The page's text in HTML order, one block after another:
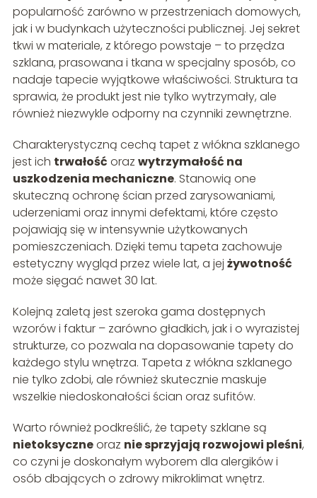
popularność zarówno w przestrzeniach domowych,
jak i w budynkach użyteczności publicznej. Jej sekret
tkwi w materiale, z którego powstaje – to przędza
szklana, prasowana i tkana w specjalny sposób, co
nadaje tapecie wyjątkowe właściwości. Struktura ta
sprawia, że produkt jest nie tylko wytrzymały, ale
również niezwykle odporny na czynniki zewnętrzne.
Charakterystyczną cechą tapet z włókna szklanego
jest ich trwałość oraz wytrzymałość na
uszkodzenia mechaniczne. Stanowią one
skuteczną ochronę ścian przed zarysowaniami,
uderzeniami oraz innymi defektami, które często
pojawiają się w intensywnie użytkowanych
pomieszczeniach. Dzięki temu tapeta zachowuje
estetyczny wygląd przez wiele lat, a jej żywotność
może sięgać nawet 30 lat.
Kolejną zaletą jest szeroka gama dostępnych
wzorów i faktur – zarówno gładkich, jak i o wyrazistej
strukturze, co pozwala na dopasowanie tapety do
każdego stylu wnętrza. Tapeta z włókna szklanego
nie tylko zdobi, ale również skutecznie maskuje
wszelkie niedoskonałości ścian oraz sufitów.
Warto również podkreślić, że tapety szklane są
nietoksyczneoraz nie sprzyjają rozwojowi pleśni,
co czyni je doskonałym wyborem dla alergików i
osób dbających o zdrowy mikroklimat wnętrz.